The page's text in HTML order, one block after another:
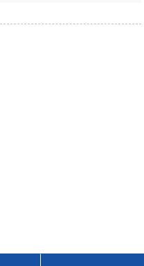
nam pustite svoj e-poštni